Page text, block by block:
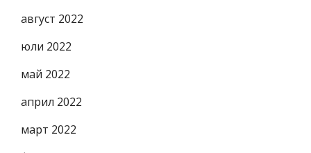
август 2022
юли 2022
май 2022
април 2022
март 2022